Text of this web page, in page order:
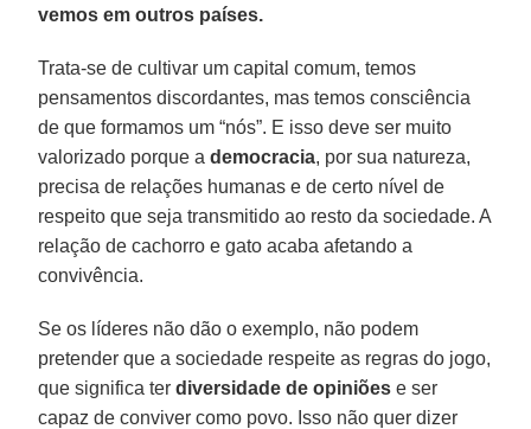
vemos em outros países.
Trata-se de cultivar um capital comum, temos
pensamentos discordantes, mas temos consciência
de que formamos um “nós”. E isso deve ser muito
valorizado porque ademocracia, por sua natureza,
precisa de relações humanas e de certo nível de
respeito que seja transmitido ao resto da sociedade. A
relação de cachorro e gato acaba afetando a
convivência.
Se os líderes não dão o exemplo, não podem
pretender que a sociedade respeite as regras do jogo,
que significa terdiversidade de opiniões e ser
capaz de conviver como povo. Isso não quer dizer